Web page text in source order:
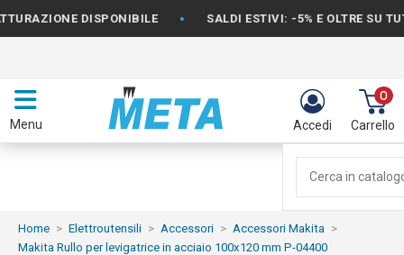
DISPONIBILE • SALDI ESTIVI: -5% E OLTRE SU TUTTO
Menu Accedi
0
Carrello
Home Elettroutensili Accessori
Accessori Makita
Makita Rullo per levigatrice in acciaio 100x120 mm P-04400